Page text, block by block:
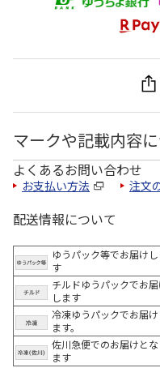
マークや記載内容
よくあるお問い合わせ
お支払い方法 注文
配送情報について
ゆうパック等でお届けし
す
チルドゆうパックでお届
します
冷凍ゆうパックでお届け
ます。
佐川急便でのお届けとな
ます